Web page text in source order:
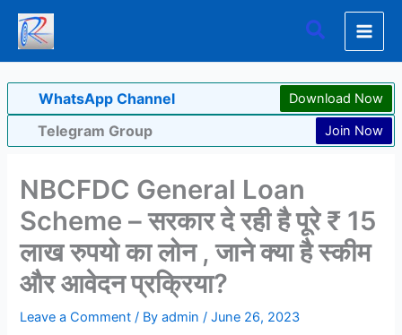
Skip
content
Search
WhatsApp Channel Download Now
Telegram Group Join Now
NBCFDC General Loan
Scheme – सरकार दे रही है पूरे ₹ 15
लाख रुपयो का लोन , जाने क्या है स्कीम
और आवेदन प्रक्रिया?
Leave a Comment / Byadmin/June 26, 2023